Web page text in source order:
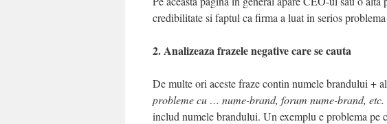
credibilitate si faptul ca firma a luat in serios
2. Analizeaza frazele negative care se cauta
De multe ori aceste fraze contin numele brandului +
probleme cu … nume-brand, forum nume-brand, etc.
includ numele brandului. Un exemplu e problema pe